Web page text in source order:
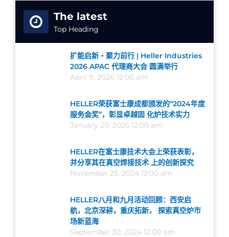
The latest
Top Heading
扩能启新・聚力前行 | Heller Industries
2026 APAC 代理商大会 圆满举行
April 9, 2026 12:00 am
HELLER荣获富士康成都颁发的“2024年度
服务金奖”，彰显卓越固 化炉技术实力
January 20, 2025 12:00 am
HELLER在富士康技术大会上荣获表彰，
并分享其在真空焊接技术 上的创新探究
November 25, 2024 12:00 am
HELLER八月和九月活动回顾：西安启
航，北京深耕，重庆拓新， 探索真空炉市
场新蓝海
September 30, 2024 12:00 am